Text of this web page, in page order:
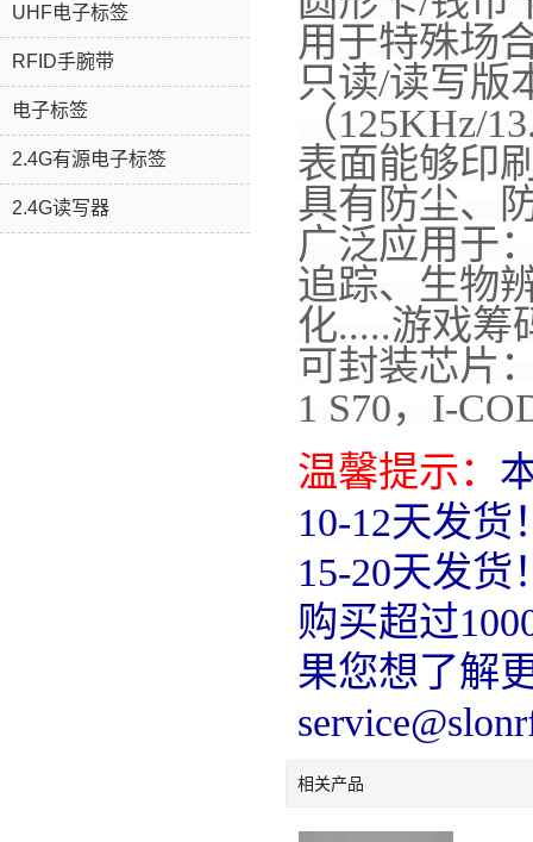
UHF电子标签
RFID手腕带
电子标签
2.4G有源电子标签
2.4G读写器
用于特殊场
只读/读写版
（125KHz/
表面能够印
具有防尘、
广泛应用于
追踪、生物
化.....游戏筹
可封装芯片
1 S70，I-
温馨提示：
10-12天发
15-20天发货
购买超过
果您想了解
相关产品